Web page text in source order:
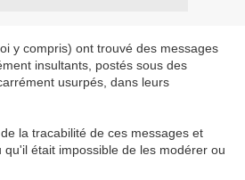
y compris) ont trouvé des messages
insultants, postés sous des
usurpés, dans leurs
la tracabilité de ces messages et
était impossible de les modérer ou